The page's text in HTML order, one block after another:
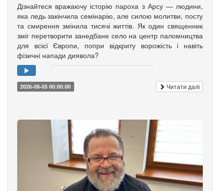
Дізнайтеся вражаючу історію пароха з Арсу — людини,
яка ледь закінчила семінарію, але силою молитви, посту
та смирення змінила тисячі життів. Як один священник
зміг перетворити занедбане село на центр паломництва
для всієї Європи, попри відкриту ворожість і навіть
фізичні напади диявола?
2026-08-05 00:00:00 Читати далі